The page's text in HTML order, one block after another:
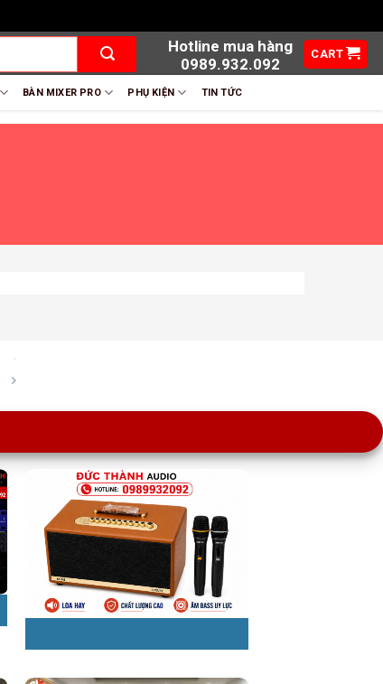
Hotline mua hàng
0989.932.092
CART
BÀN MIXER PRO PHỤ KIỆN TIN TỨC